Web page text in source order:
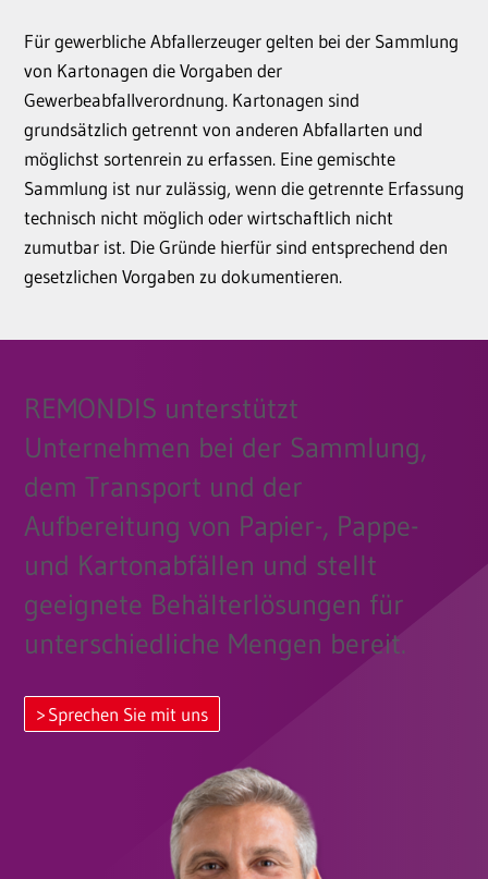
Für gewerbliche Abfallerzeuger gelten bei der Sammlung
von Kartonagen die Vorgaben der
Gewerbeabfallverordnung. Kartonagen sind
grundsätzlich getrennt von anderen Abfallarten und
möglichst sortenrein zu erfassen. Eine gemischte
Sammlung ist nur zulässig, wenn die getrennte Erfassung
technisch nicht möglich oder wirtschaftlich nicht
zumutbar ist. Die Gründe hierfür sind entsprechend den
gesetzlichen Vorgaben zu dokumentieren.
REMONDIS unterstützt
Unternehmen bei der Sammlung,
dem Transport und der
Aufbereitung von Papier-, Pappe-
und Kartonabfällen und stellt
geeignete Behälterlösungen für
unterschiedliche Mengen bereit.
Sprechen Sie mit uns